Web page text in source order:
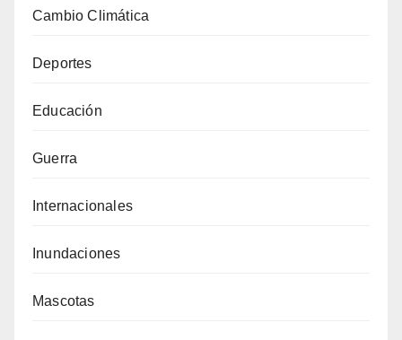
Cambio Climática
Deportes
Educación
Guerra
Internacionales
Inundaciones
Mascotas